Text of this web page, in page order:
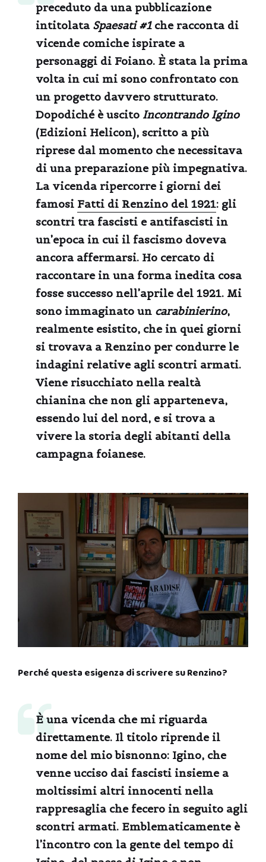
preceduto da una pubblicazione
intitolata Spaesati #1che racconta di
vicende comiche ispirate a
personaggi di Foiano. È stata la prima
volta in cui mi sono confrontato con
un progetto davvero strutturato.
Dopodiché è uscito Incontrando Igino
(Edizioni Helicon), scritto a più
riprese dal momento che necessitava
di una preparazione più impegnativa.
La vicenda ripercorre i giorni dei
famosi Fatti di Renzino del 1921: gli
scontri tra fascisti e antifascisti in
un’epoca in cui il fascismo doveva
ancora affermarsi. Ho cercato di
raccontare in una forma inedita cosa
fosse successo nell’aprile del 1921. Mi
sono immaginato un carabinierino,
realmente esistito, che in quei giorni
si trovava a Renzino per condurre le
indagini relative agli scontri armati.
Viene risucchiato nella realtà
chianina che non gli apparteneva,
essendo lui del nord, e si trova a
vivere la storia degli abitanti della
campagna foianese.
Perché questa esigenza di scrivere su Renzino?
È una vicenda che mi riguarda
direttamente. Il titolo riprende il
nome del mio bisnonno: Igino, che
venne ucciso dai fascisti insieme a
moltissimi altri innocenti nella
rappresaglia che fecero in seguito agli
scontri armati. Emblematicamente è
l’incontro con la gente del tempo di